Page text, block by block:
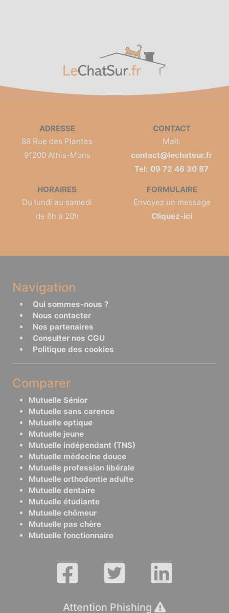
ADRESSE
88 Rue des Plantes
91200 Athis-Mons
CONTACT
Mail:
contact@lechatsur.fr
Tel: 09 72 46 30 87
HORAIRES
Du lundi au samedi
de 8h à 20h
FORMULAIRE
Envoyez un message
Cliquez-ici
Navigation
Qui sommes-nous ?
Nous contacter
Nos partenaires
Consulter nos CGU
Politique des cookies
Comparer
Mutuelle Sénior
Mutuelle sans carence
Mutuelle optique
Mutuelle jeune
Mutuelle indépendant (TNS)
Mutuelle médecine douce
Mutuelle profession libérale
Mutuelle orthodontie adulte
Mutuelle dentaire
Mutuelle étudiante
Mutuelle chômeur
Mutuelle pas chère
Mutuelle fonctionnaire
Attention Phishing